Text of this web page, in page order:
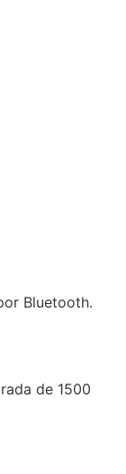
Bluetooth.
de 1500